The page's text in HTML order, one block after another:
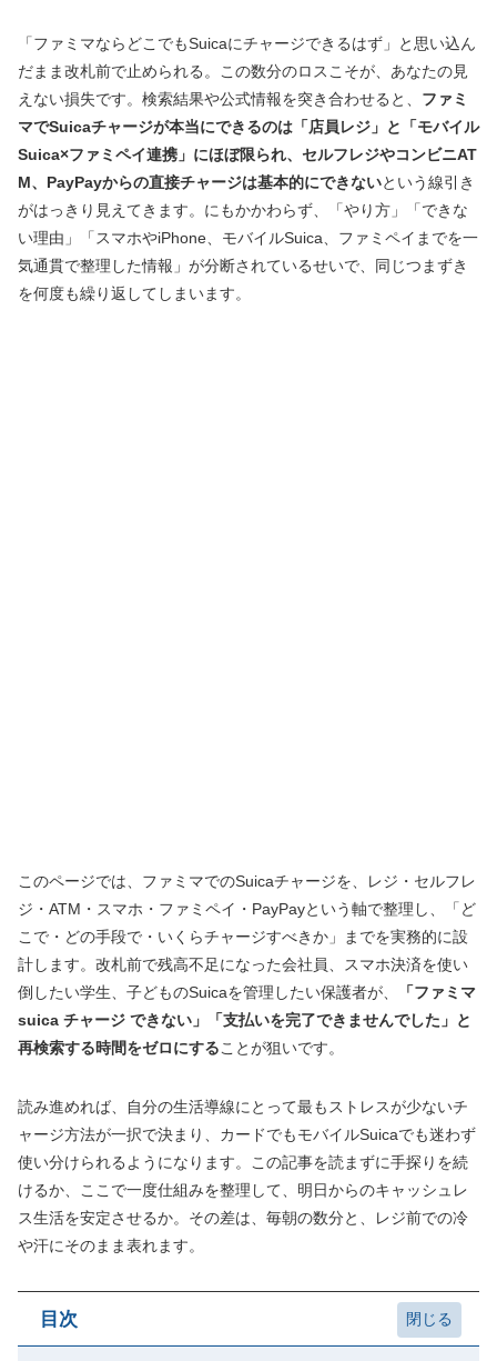
「ファミマならどこでもSuicaにチャージできるはず」と思い込ん
だまま改札前で止められる。この数分のロスこそが、あなたの見
えない損失です。検索結果や公式情報を突き合わせると、 ファミ
マでSuicaチャージが本当にできるのは「店員レジ」と「モバイル
Suica×ファミペイ連携」にほぼ限られ、セルフレジやコンビニAT
M、PayPayからの直接チャージは基本的にできないという線引き
がはっきり見えてきます。にもかかわらず、「やり方」「できな
い理由」「スマホやiPhone、モバイルSuica、ファミペイまでを一
気通貫で整理した情報」が分断されているせいで、同じつまずき
を何度も繰り返してしまいます。
このページでは、ファミマでのSuicaチャージを、レジ・セルフレ
ジ・ATM・スマホ・ファミペイ・PayPayという軸で整理し、「ど
こで・どの手段で・いくらチャージすべきか」までを実務的に設
計します。改札前で残高不足になった会社員、スマホ決済を使い
倒したい学生、子どものSuicaを管理したい保護者が、
「ファミマ
suica チャージ できない」「支払いを完了できませんでした」と
再検索する時間をゼロにすることが狙いです。
読み進めれば、自分の生活導線にとって最もストレスが少ないチ
ャージ方法が一択で決まり、カードでもモバイルSuicaでも迷わず
使い分けられるようになります。この記事を読まずに手探りを続
けるか、ここで一度仕組みを整理して、明日からのキャッシュレ
ス生活を安定させるか。その差は、毎朝の数分と、レジ前での冷
や汗にそのまま表れます。
目次